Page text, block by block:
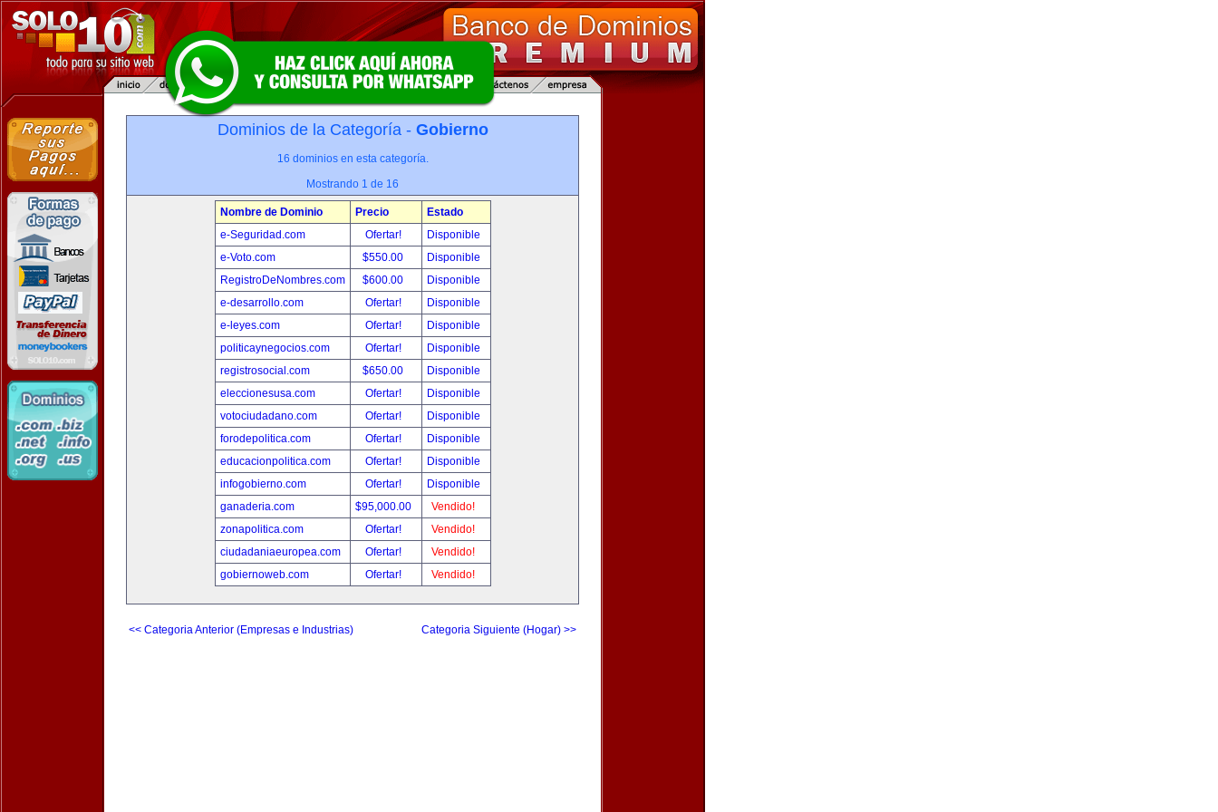
Dominios de la Categoría - Gobierno
16 dominios en esta categoría.
Mostrando 1 de 16
Nombre de Dominio Precio
Estado
e-Seguridad.com
Ofertar!
Disponible
e-Voto.com
$550.00
Disponible
RegistroDeNombres.com
$600.00
Disponible
e-desarrollo.com
Ofertar!
Disponible
e-leyes.com
Ofertar!
Disponible
politicaynegocios.com
Ofertar!
Disponible
registrosocial.com
$650.00
Disponible
eleccionesusa.com
Ofertar!
Disponible
votociudadano.com
Ofertar!
Disponible
forodepolitica.com
Ofertar!
Disponible
educacionpolitica.com
Ofertar!
Disponible
infogobierno.com
Ofertar!
Disponible
ganaderia.com
$95,000.00
Vendido!
zonapolitica.com
Ofertar!
Vendido!
ciudadaniaeuropea.com
Ofertar!
Vendido!
gobiernoweb.com
Ofertar! Vendido!
<< Categoria Anterior (Empresas e Industrias) Categoria Siguiente (Hogar) >>